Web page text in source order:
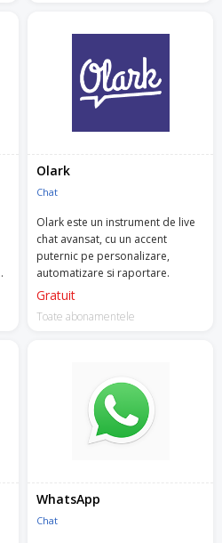
Olark
Chat
Olark este un instrument de live
chat avansat, cu un accent
puternic pe personalizare,
automatizare si raportare.
Gratuit
Toate abonamentele
WhatsApp
Chat